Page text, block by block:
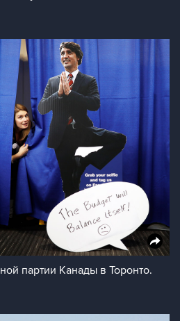
партии Канады в Торонто.